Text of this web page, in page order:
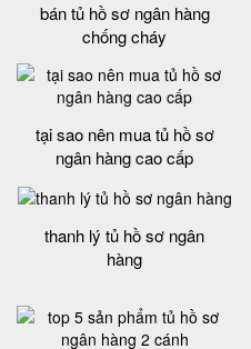
bán tủ hồ sơ ngân hàng
chống cháy
tại sao nên mua tủ hồ sơ
ngân hàng cao cấp
thanh lý tủ hồ sơ ngân
hàng